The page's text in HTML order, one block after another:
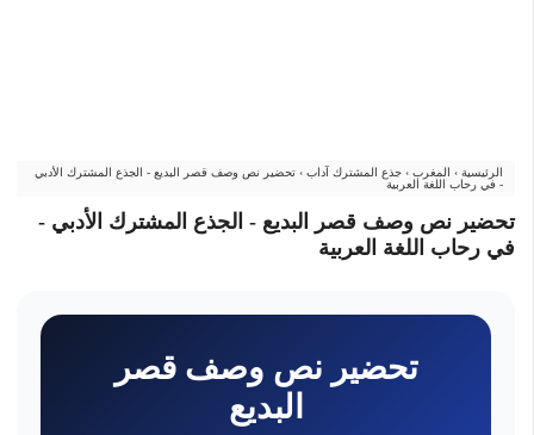
الرئيسية › المغرب › جذع المشترك آداب › تحضير نص وصف قصر البديع - الجذع المشترك الأدبي
- في رحاب اللغة العربية
تحضير نص وصف قصر البديع - الجذع المشترك الأدبي -
في رحاب اللغة العربية
تحضير نص وصف قصر
البديع